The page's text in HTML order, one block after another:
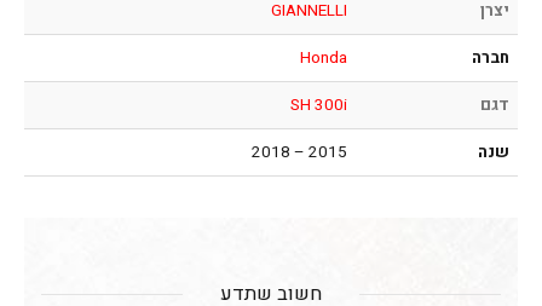
יצרן
GIANNELLI
חברה
Honda
דגם
SH 300i
שנה
2015 – 2018
חשוב שתדע